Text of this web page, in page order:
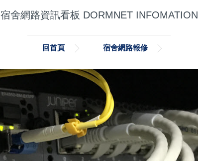
宿舍網路資訊看板 DORMNET INFOMATION
回首頁 宿舍網路報修